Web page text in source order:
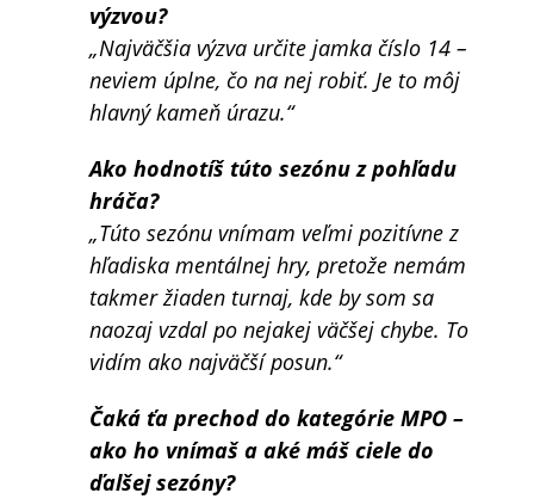
výzvou?
„Najväčšia výzva určite jamka číslo 14 –
neviem úplne, čo na nej robiť. Je to môj
hlavný kameň úrazu.“
Ako hodnotíš túto sezónu z pohľadu
hráča?
„Túto sezónu vnímam veľmi pozitívne z
hľadiska mentálnej hry, pretože nemám
takmer žiaden turnaj, kde by som sa
naozaj vzdal po nejakej väčšej chybe. To
vidím ako najväčší posun.“
Čaká ťa prechod do kategórie MPO –
ako ho vnímaš a aké máš ciele do
ďalšej sezóny?